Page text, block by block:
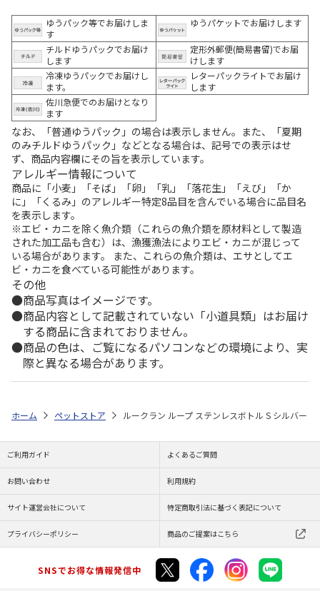
ゆうパック等でお届けしま
す
ゆうパケットでお届けします
チルドゆうパックでお届け
します
定形外郵便(簡易書留)でお届
けします
冷凍ゆうパックでお届けし
ます。
レターパックライトでお届け
します
佐川急便でのお届けとなり
ます
なお、「普通ゆうパック」の場合は表示しません。また、「夏期
のみチルドゆうパック」などとなる場合は、記号での表示はせ
ず、商品内容欄にその旨を表示しています。
アレルギー情報について
商品に「小麦」「そば」「卵」「乳」「落花生」「えび」「か
に」「くるみ」のアレルギー特定8品目を含んでいる場合に品目名
を表示します。
※エビ・カニを除く魚介類（これらの魚介類を原材料として製造
された加工品も含む）は、漁獲漁法によりエビ・カニが混じって
いる場合があります。 また、これらの魚介類は、エサとしてエ
ビ・カニを食べている可能性があります。
その他
商品写真はイメージです。
商品内容として記載されていない「小道具類」はお届け
する商品に含まれておりません。
商品の色は、ご覧になるパソコンなどの環境により、実
際と異なる場合があります。
ホーム ペットストア ルークラン ループ ステンレスボトル S シルバー
ご利用ガイド よくあるご質問
お問い合わせ 利用規約
サイト運営会社について 特定商取引法に基づく表記について
プライバシーポリシー 商品のご提案はこちら
SNSでお得な情報発信中